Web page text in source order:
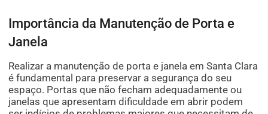
Importância da Manutenção de Porta e
Janela
Realizar a manutenção de porta e janela em Santa Clara
é fundamental para preservar a segurança do seu
espaço. Portas que não fecham adequadamente ou
janelas que apresentam dificuldade em abrir podem